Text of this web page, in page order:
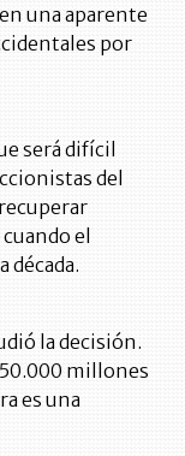
una aparente
por
será difícil
del
el
década.
la decisión.
millones
es una